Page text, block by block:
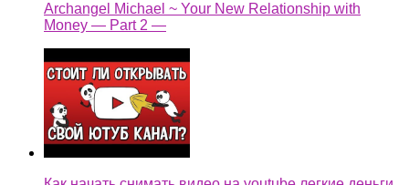
Archangel Michael ~ Your New Relationship with
Money — Part 2 —